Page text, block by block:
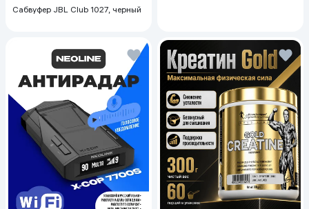
Сабвуфер JBL Club 1027, черный